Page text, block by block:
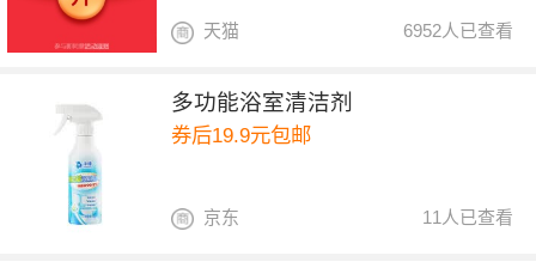
6952人已查看
天猫
多功能浴室清洁剂
券后19.9元包邮
11人已查看
京东